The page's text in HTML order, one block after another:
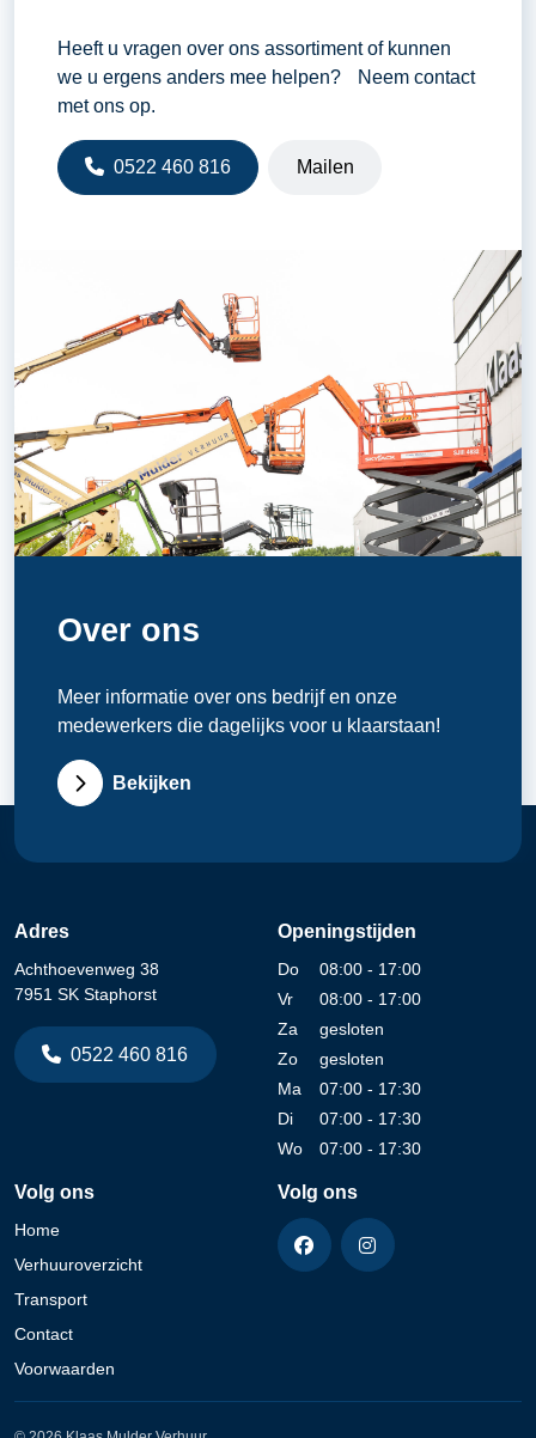
Heeft u vragen over ons assortiment of kunnen
we u ergens anders mee helpen? Neem contact
met ons op.
0522 460 816 Mailen
Over ons
Meer informatie over ons bedrijf en onze
medewerkers die dagelijks voor u klaarstaan!
Bekijken
Adres
Achthoevenweg 38
7951 SK Staphorst
0522 460 816
Openingstijden
Do
08:00 - 17:00
Vr
08:00 - 17:00
Za
gesloten
Zo
gesloten
Ma
07:00 - 17:30
Di
07:00 - 17:30
Wo
07:00 - 17:30
Volg ons
Home
Verhuuroverzicht
Transport
Contact
Voorwaarden
Volg ons